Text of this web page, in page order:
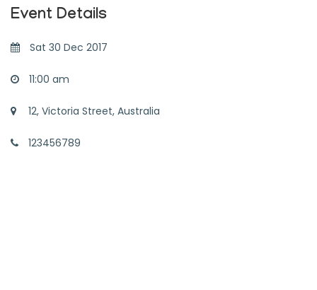
Event Details
Sat 30 Dec 2017
11:00 am
12, Victoria Street, Australia
123456789